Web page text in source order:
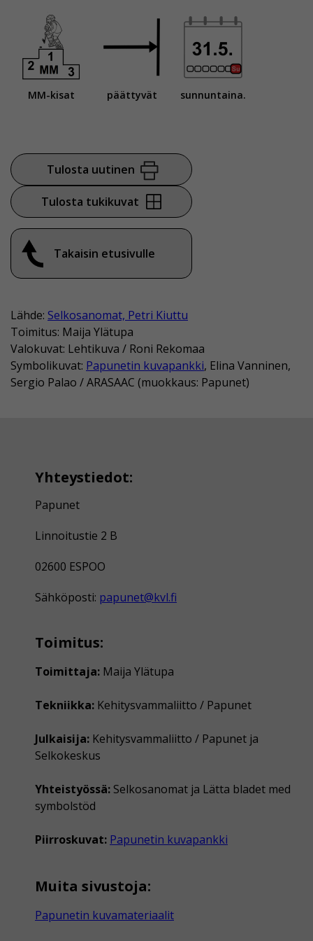
MM-kisat päättyvät sunnuntaina.
Tulosta uutinen
Tulosta tukikuvat
Takaisin etusivulle
Lähde: Selkosanomat, Petri Kiuttu
Toimitus: Maija Ylätupa
Valokuvat: Lehtikuva / Roni Rekomaa
Symbolikuvat: Papunetin kuvapankki, Elina Vanninen,
Sergio Palao / ARASAAC (muokkaus: Papunet)
Yhteystiedot:
Papunet
Linnoitustie 2 B
02600 ESPOO
Sähköposti: papunet@kvl.fi
Toimitus:
Toimittaja: Maija Ylätupa
Tekniikka: Kehitysvammaliitto / Papunet
Julkaisija: Kehitysvammaliitto / Papunet ja
Selkokeskus
Yhteistyössä: Selkosanomat ja Lätta bladet med
symbolstöd
Piirroskuvat: Papunetin kuvapankki
Muita sivustoja:
Papunetin kuvamateriaalit